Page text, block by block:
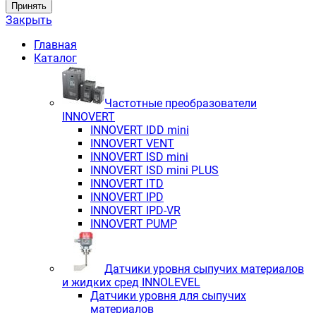
Принять
Закрыть
Главная
Каталог
Частотные преобразователи
INNOVERT
INNOVERT IDD mini
INNOVERT VENT
INNOVERT ISD mini
INNOVERT ISD mini PLUS
INNOVERT ITD
INNOVERT IРD
INNOVERT IРD-VR
INNOVERT PUMP
Датчики уровня сыпучих материалов
и жидких сред INNOLEVEL
Датчики уровня для сыпучих
материалов